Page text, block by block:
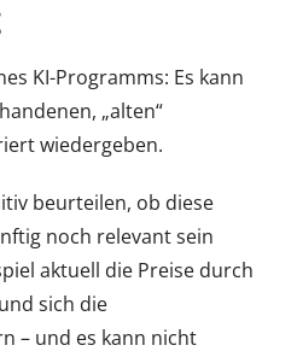
KI-Programms: Es kann
„alten“
wiedergeben.
beurteilen, ob diese
noch relevant sein
aktuell die Preise durch
sich die
– und es kann nicht